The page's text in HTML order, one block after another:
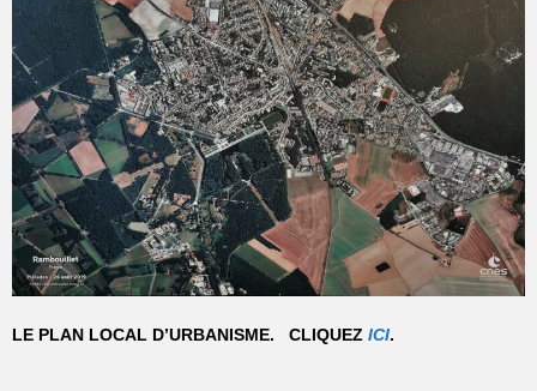
LE PLAN LOCAL D’URBANISME. CLIQUEZ ICI.